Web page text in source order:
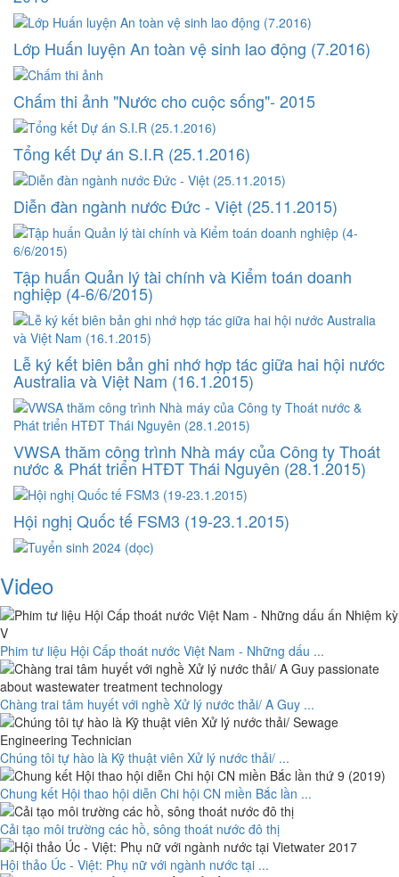
Lớp Huấn luyện An toàn vệ sinh lao động (7.2016)
Chấm thi ảnh "Nước cho cuộc sống"- 2015
Tổng kết Dự án S.I.R (25.1.2016)
Diễn đàn ngành nước Đức - Việt (25.11.2015)
Tập huấn Quản lý tài chính và Kiểm toán doanh
nghiệp (4-6/6/2015)
Lễ ký kết biên bản ghi nhớ hợp tác giữa hai hội nước
Australia và Việt Nam (16.1.2015)
VWSA thăm công trình Nhà máy của Công ty Thoát
nước & Phát triển HTĐT Thái Nguyên (28.1.2015)
Hội nghị Quốc tế FSM3 (19-23.1.2015)
Video
Phim tư liệu Hội Cấp thoát nước Việt Nam - Những dấu ...
Chàng trai tâm huyết với nghề Xử lý nước thải/ A Guy ...
Chúng tôi tự hào là Kỹ thuật viên Xử lý nước thải/ ...
Chung kết Hội thao hội diễn Chi hội CN miền Bắc lần ...
Cải tạo môi trường các hồ, sông thoát nước đô thị
Hội thảo Úc - Việt: Phụ nữ với ngành nước tại ...